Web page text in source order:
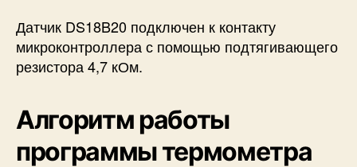
Датчик DS18B20 подключен к контакту
микроконтроллера с помощью подтягивающего
резистора 4,7 кОм.
Алгоритм работы
программы термометра